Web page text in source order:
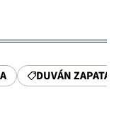
DUVÁN ZAPATA